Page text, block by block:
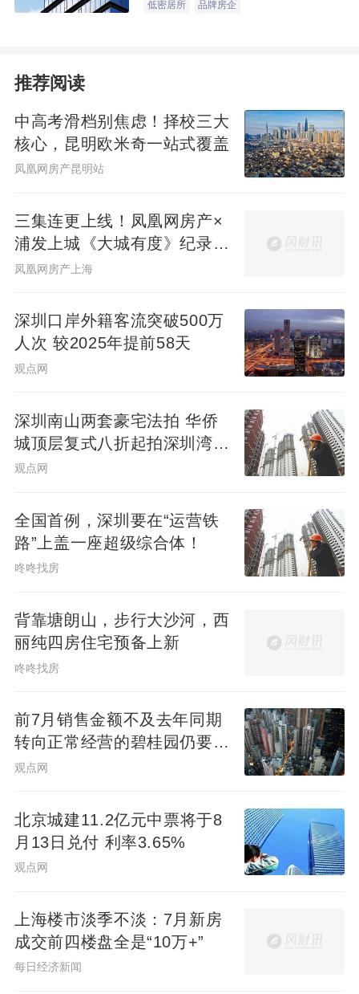
低密居所 品牌房企
推荐阅读
中高考滑档别焦虑！择校三大
核心，昆明欧米奇一站式覆盖
凤凰网房产昆明站
三集连更上线！凤凰网房产×
浦发上城《大城有度》纪录片
见证一座百万方大城生长
凤凰网房产上海
深圳口岸外籍客流突破500万
人次 较2025年提前58天
观点网
深圳南山两套豪宅法拍 华侨
城顶层复式八折起拍深圳湾住
宅1334.98万起
观点网
全国首例，深圳要在“运营铁
路”上盖一座超级综合体！
咚咚找房
背靠塘朗山，步行大沙河，西
丽纯四房住宅预备上新
咚咚找房
前7月销售金额不及去年同期
转向正常经营的碧桂园仍要面
对难题
观点网
北京城建11.2亿元中票将于8
月13日兑付 利率3.65%
观点网
上海楼市淡季不淡：7月新房
成交前四楼盘全是“10万+”
每日经济新闻